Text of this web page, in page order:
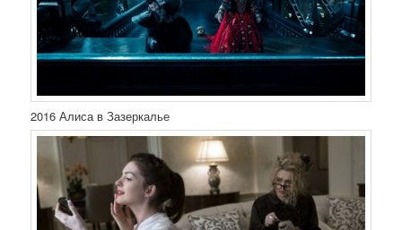
2016 Алиса в Зазеркалье